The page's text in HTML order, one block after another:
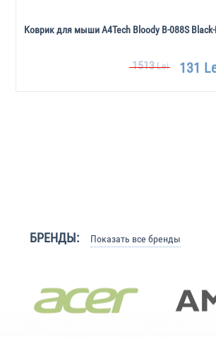
Коврик для мыши A4Tech Bloody B-088S Black-
1513Lei 131
БРЕНДЫ: Показать все бренды